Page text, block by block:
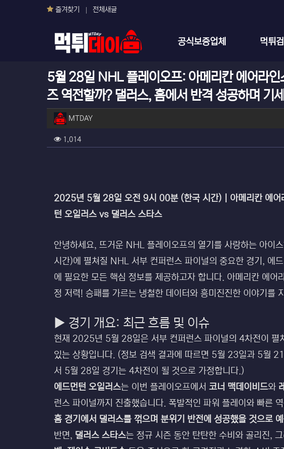
즐겨찾기 전체새글
메인 메뉴
공식보증업체 먹튀
5월 28일 NHL 플레이오프: 아메리칸 에어라인
즈 역전할까? 댈러스, 홈에서 반격 성공하며 기
작성자 정보
MTDAY작성
컨텐츠 정보
1,014조회
2025년 5월 28일 오전 9시 00분 (한국 시간) | 아메리칸 에
턴 오일러스 vs 댈러스 스타스
안녕하세요, 뜨거운 NHL 플레이오프의 열기를 사랑하는 아
시간)에 펼쳐질 NHL 서부 컨퍼런스 파이널의 중요한 경기, 에
에 필요한 모든 핵심 정보를 제공하고자 합니다. 아메리칸 에
정 저력! 승패를 가르는 냉철한 데이터와 흥미진진한 이야기를
▶ 경기 개요: 최근 흐름 및 이슈
현재 2025년 5월 28일은 서부 컨퍼런스 파이널의 4차전이 펼
있는 상황입니다. (정보 검색 결과에 따르면 5월 23일과 5월
서 5월 28일 경기는 4차전이 될 것으로 가정합니다.)
에드먼턴 오일러스는 이번 플레이오프에서 코너 맥데이비드와
런스 파이널까지 진출했습니다. 폭발적인 파워 플레이와 빠른
홈 경기에서 댈러스를 꺾으며 분위기 반전에 성공했을 것으로
반면, 댈러스 스타스는 정규 시즌 동안 탄탄한 수비와 골리진,